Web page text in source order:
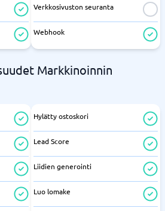
Verkkosivuston seuranta
Webhook
Markkinoinnin
Hylätty ostoskori
Lead Score
Liidien generointi
Luo lomake